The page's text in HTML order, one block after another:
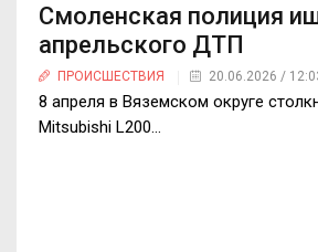
Смоленская полиция
апрельского ДТП
ПРОИСШЕСТВИЯ 20.06.2026 /
8 апреля в Вяземском округе
Mitsubishi L200…